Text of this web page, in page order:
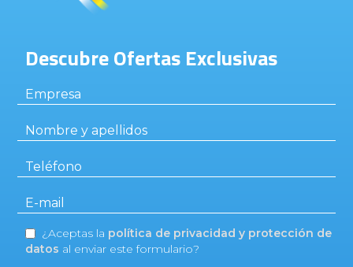
Descubre Ofertas Exclusivas
¿Aceptas la política de privacidad y protección de
datos al enviar este formulario?